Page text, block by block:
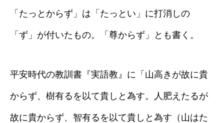
「たっとからず」は「たっとい」に打消しの
「ず」が付いたもの。「尊からず」とも書く。
平安時代の教訓書『実語教』に「山高きが故に貴
からず、樹有るを以て貴しと為す。人肥えたるが
故に貴からず、智有るを以て貴しと為す（山はた